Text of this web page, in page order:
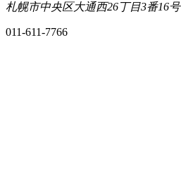
札幌市中央区大通西26丁目3番16号
011-611-7766